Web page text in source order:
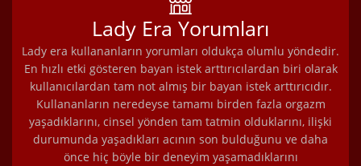
Lady Era Yorumları
Lady era kullananların yorumları oldukça olumlu yöndedir.
En hızlı etki gösteren bayan istek arttırıcılardan biri olarak
kullanıcılardan tam not almış bir bayan istek arttırıcıdır.
Kullananların neredeyse tamamı birden fazla orgazm
yaşadıklarını, cinsel yönden tam tatmin olduklarını, ilişki
durumunda yaşadıkları acının son bulduğunu ve daha
önce hiç böyle bir deneyim yaşamadıklarını